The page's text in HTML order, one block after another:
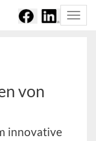
von
innovative